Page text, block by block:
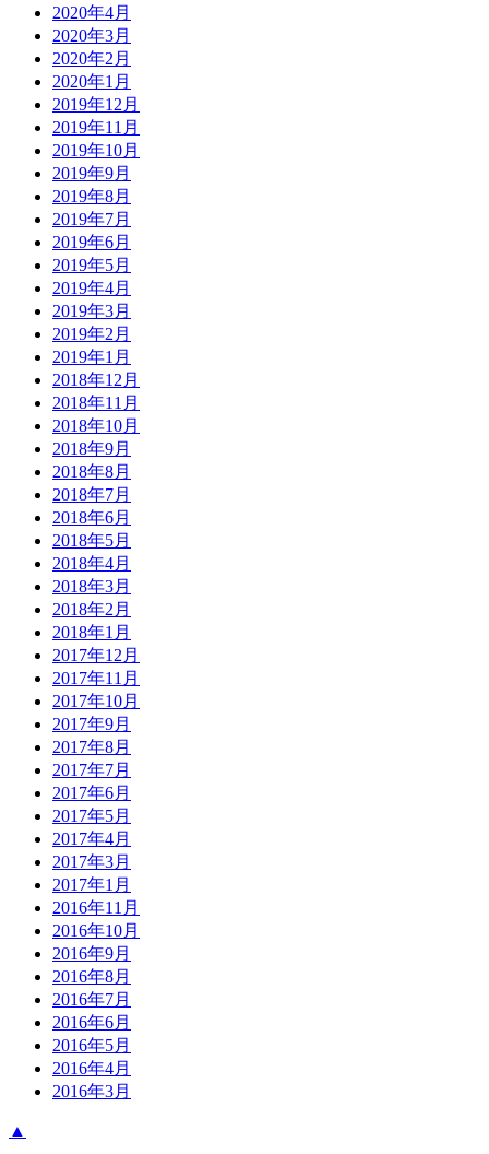
2020年4月
2020年3月
2020年2月
2020年1月
2019年12月
2019年11月
2019年10月
2019年9月
2019年8月
2019年7月
2019年6月
2019年5月
2019年4月
2019年3月
2019年2月
2019年1月
2018年12月
2018年11月
2018年10月
2018年9月
2018年8月
2018年7月
2018年6月
2018年5月
2018年4月
2018年3月
2018年2月
2018年1月
2017年12月
2017年11月
2017年10月
2017年9月
2017年8月
2017年7月
2017年6月
2017年5月
2017年4月
2017年3月
2017年1月
2016年11月
2016年10月
2016年9月
2016年8月
2016年7月
2016年6月
2016年5月
2016年4月
2016年3月
▲